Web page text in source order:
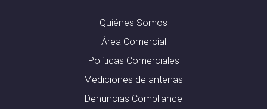
Quiénes Somos
Área Comercial
Políticas Comerciales
Mediciones de antenas
Denuncias Compliance